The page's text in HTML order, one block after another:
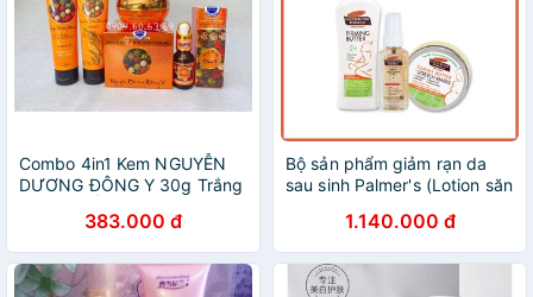
Combo 4in1 Kem NGUYỄN
DƯƠNG ĐÔNG Y 30g Trắng
383.000 đ
Bộ sản phẩm giảm rạn da
sau sinh Palmer's (Lotion săn
đặc, Dầu massage toàn thân
60ml)
1.140.000 đ